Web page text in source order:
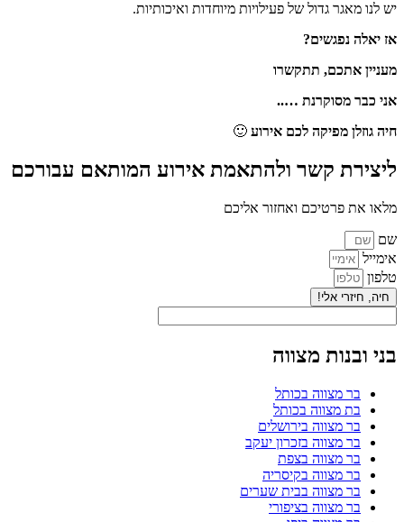
יש לנו מאגר גדול של פעילויות מיוחדות ואיכותיות.
אז יאלה נפגשים?
מעניין אתכם, תתקשרו
אני כבר מסוקרנת …..
חיה גוזלן מפיקה לכם אירוע 🙂
ליצירת קשר ולהתאמת אירוע המותאם עבורכם
מלאו את פרטיכם ואחזור אליכם
שם
אימייל
טלפון
חיה, חיזרי אלי!
בני ובנות מצווה
בר מצווה בכותל
בת מצווה בכותל
בר מצווה בירושלים
בר מצווה בזכרון יעקב
בר מצווה בצפת
בר מצווה בקיסריה
בר מצווה בבית שערים
בר מצווה בציפורי